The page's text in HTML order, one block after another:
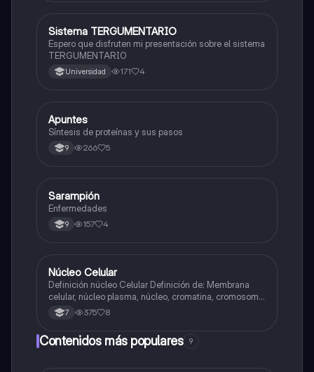
Biologia
Sistema TERGUMENTARIO
Espero que disfruten mi presentación sobre el sistema
TERGUMENTARIO
Universidad 171 4
Biologia
Apuntes
Síntesis de proteínas y sus pasos
9 266 5
Biologia
Sarampión
Enfermedades
9 157 4
Biologia
Núcleo Celular
Definición núcleo Celular Definición de: Membrana
celular, núcleo plasma, núcleo, cromatina, cromosoma
Interfase Fases de la interfase
7 375 8
Contenidos más populares 9